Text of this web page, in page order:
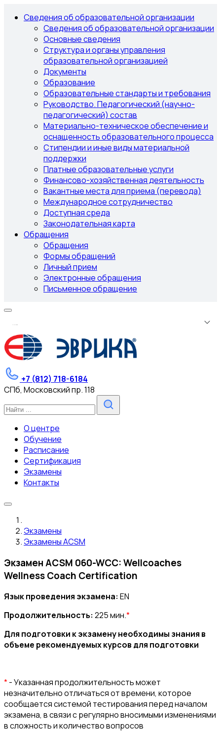
Сведения об образовательной организации
Сведения об образовательной организации
Основные сведения
Структура и органы управления
образовательной организацией
Документы
Образование
Образовательные стандарты и требования
Руководство. Педагогический (научно-
педагогический) состав
Материально-техническое обеспечение и
оснащенность образовательного процесса
Стипендии и иные виды материальной
поддержки
Платные образовательные услуги
Финансово-хозяйственная деятельность
Вакантные места для приема (перевода)
Международное сотрудничество
Доступная среда
Законодательная карта
Обращения
Обращения
Формы обращений
Личный прием
Электронные обращения
Письменное обращение
...
+7 (812) 718-6184
СПб, Московский пр. 118
О центре
Обучение
Расписание
Сертификация
Экзамены
Контакты
Экзамены
Экзамены ACSM
Экзамен ACSM 060-WCC: Wellcoaches
Wellness Coach Certification
Язык проведения экзамена: EN
Продолжительность: 225 мин.*
Для подготовки к экзамену необходимы знания в
объеме рекомендуемых курсов для подготовки
*- Указанная продолжительность может
незначительно отличаться от времени, которое
сообщается системой тестирования перед началом
экзамена, в связи с регулярно вносимыми изменениями
в сложность и количество вопросов